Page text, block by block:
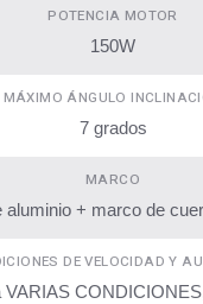
POTENCIA MOTOR
150W
MÁXIMO ÁNGULO
7 grados
MARCO
aluminio + marco de
DE VELOCIDAD Y
VARIAS